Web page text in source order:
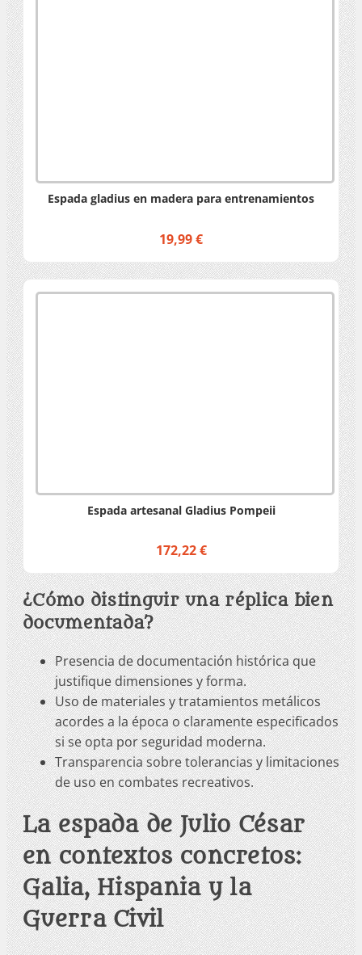
Espada gladius en madera para entrenamientos
19,99 €
Espada artesanal Gladius Pompeii
172,22 €
¿Cómo distinguir una réplica bien
documentada?
Presencia de documentación histórica que
justifique dimensiones y forma.
Uso de materiales y tratamientos metálicos
acordes a la época o claramente especificados
si se opta por seguridad moderna.
Transparencia sobre tolerancias y limitaciones
de uso en combates recreativos.
La espada de Julio César
en contextos concretos:
Galia, Hispania y la
Guerra Civil